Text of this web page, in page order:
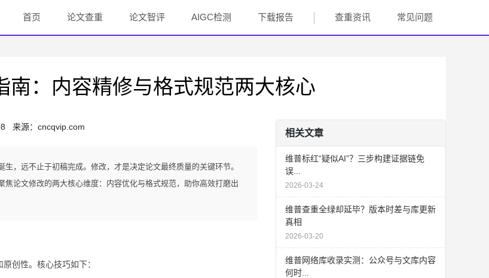
首页 论文查重 论文智评 AIGC检测 下载报告 查重资讯 常见问题
南：内容精修与格式规范两大核心
来源： cncqvip.com
，远不止于初稿完成。修改，才是决定论文最终质量的关键环节。
论文修改的两大核心维度：内容优化与格式规范，助你高效打磨出
创性。核心技巧如下：
相关文章
维普标红“疑似AI”？三步构建证据链免
误...
2026-03-24
维普查重全绿却延毕？版本时差与库更新
真相
2026-03-20
维普网络库收录实测：公众号与文库内容
何时...